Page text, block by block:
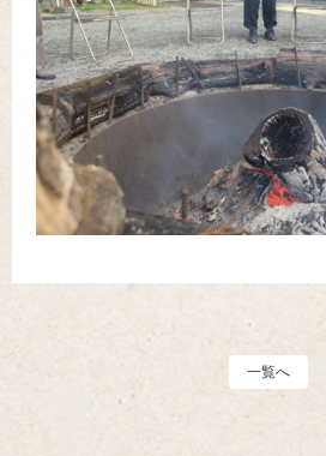
一覧へ